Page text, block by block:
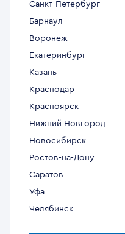
Санкт-Петербург
Барнаул
Воронеж
Екатеринбург
Казань
Краснодар
Красноярск
Нижний Новгород
Новосибирск
Ростов-на-Дону
Саратов
Уфа
Челябинск